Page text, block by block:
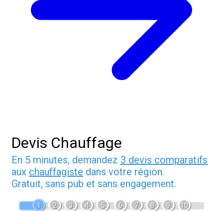
Devis Chauffage
En 5 minutes, demandez 3 devis comparatifs
aux chauffagiste dans votre région.
Gratuit, sans pub et sans engagement.
1 2 3 4 5 6 7 8 9 10